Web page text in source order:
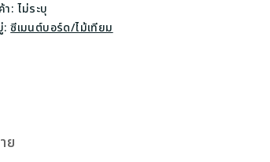
า: ไม่ระบุ
:ซีเมนต์บอร์ด/ไม้เทียม
ย